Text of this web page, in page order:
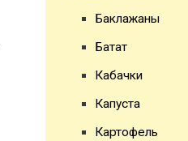
Баклажаны
Батат
Кабачки
Капуста
Картофель